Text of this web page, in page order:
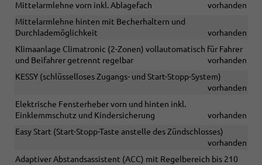
Mittelarmlehne vorn inkl. Ablagefach
vorhanden
Mittelarmlehne hinten mit Becherhaltern und
Durchlademöglichkeit
vorhanden
Klimaanlage Climatronic (2-Zonen) vollautomatisch für Fahrer
und Beifahrer getrennt regelbar
vorhanden
KESSY (schlüsselloses Zugangs- und Start-Stopp-System)
vorhanden
Elektrische Fensterheber vorn und hinten inkl.
Einklemmschutz und Kindersicherung
vorhanden
Easy Start (Start-Stopp-Taste anstelle des Zündschlosses)
vorhanden
Adaptiver Abstandsassistent (ACC) mit Regelbereich bis 210